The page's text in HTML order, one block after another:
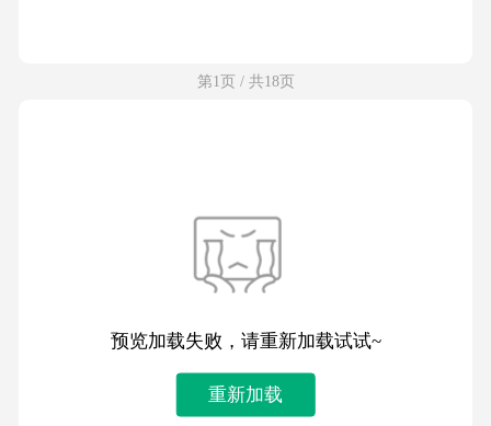
第1页 / 共18页
预览加载失败，请重新加载试试~
重新加载